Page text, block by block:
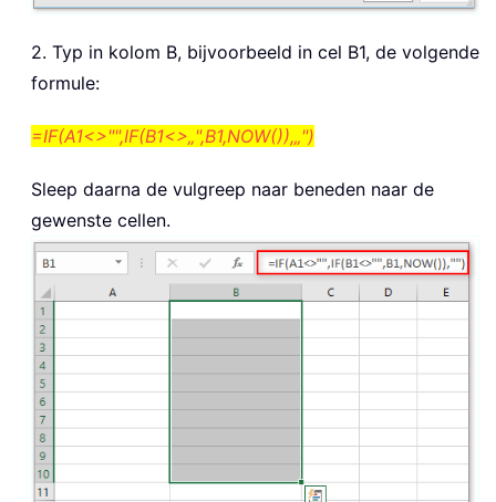
2. Typ in kolom B, bijvoorbeeld in cel B1, de volgende
formule:
=IF(A1<>"",IF(B1<>„",B1,NOW()),„")
Sleep daarna de vulgreep naar beneden naar de
gewenste cellen.